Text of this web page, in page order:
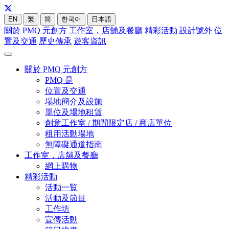
EN 繁 简 한국어 日本語
關於 PMQ 元創方 工作室，店舖及餐廳 精彩活動 設計號外 位
置及交通 歷史傳承 遊客資訊
關於 PMQ 元創方
PMQ 是
位置及交通
場地簡介及設施
單位及場地租賃
創意工作室 / 期間限定店 / 商店單位
租用活動場地
無障礙通道指南
工作室，店舖及餐廳
網上購物
精彩活動
活動一覧
活動及節目
工作坊
宣傳活動